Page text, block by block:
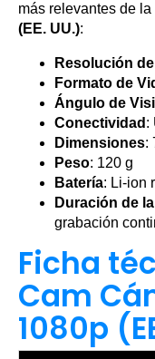
más relevantes de la
(EE. UU.):
Resolución
Formato de
Ángulo de
Conectividad :
Dimensiones:
Peso: 120 g
Batería: Li-ion
Duración de
grabación
Ficha
Cam
1080p